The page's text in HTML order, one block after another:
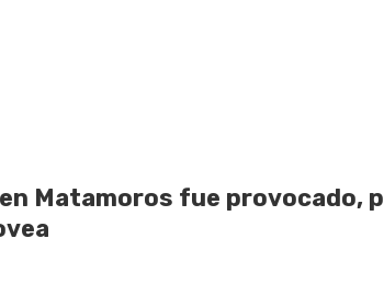
Matamoros fue provocado,